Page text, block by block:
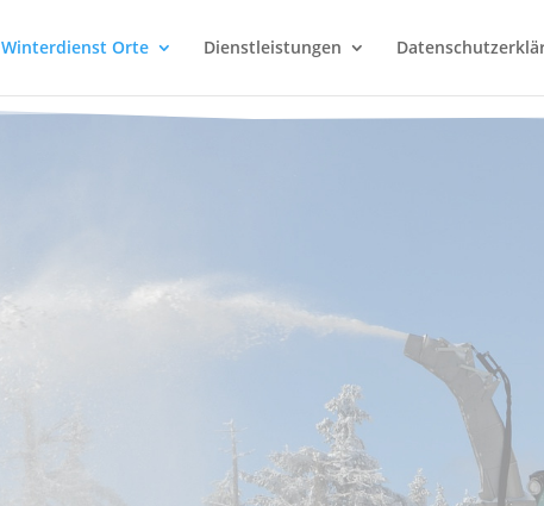
Winterdienst Orte Dienstleistungen